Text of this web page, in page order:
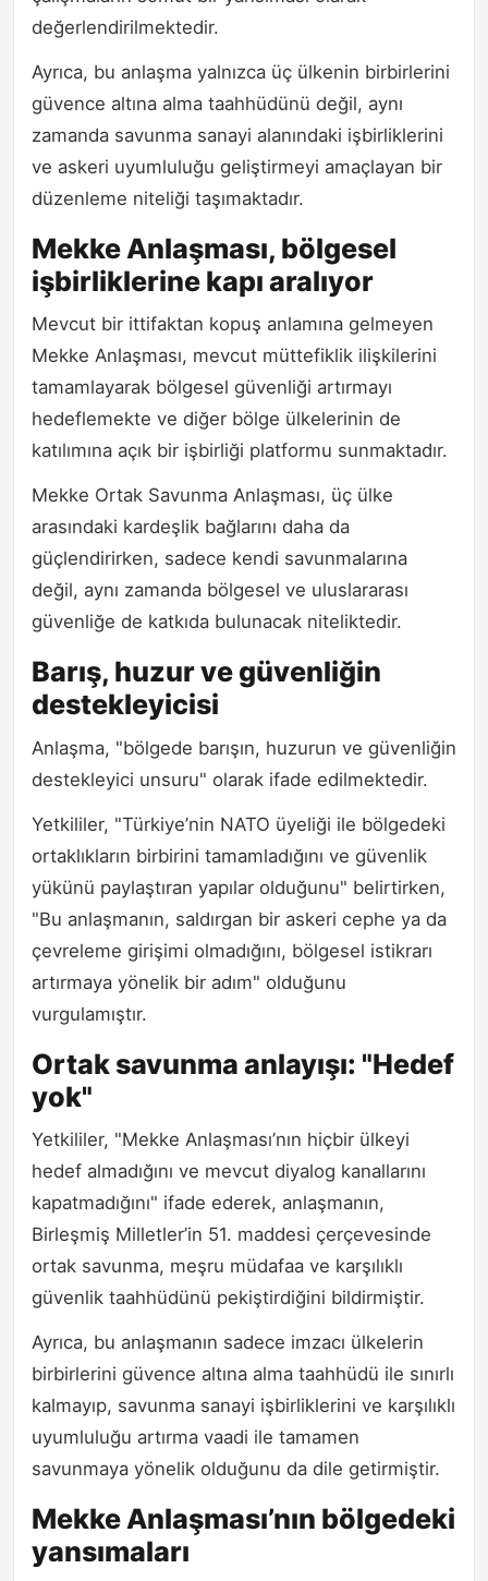
değerlendirilmektedir.
Ayrıca, bu anlaşma yalnızca üç ülkenin birbirlerini
güvence altına alma taahhüdünü değil, aynı
zamanda savunma sanayi alanındaki işbirliklerini
ve askeri uyumluluğu geliştirmeyi amaçlayan bir
düzenleme niteliği taşımaktadır.
Mekke Anlaşması, bölgesel
işbirliklerine kapı aralıyor
Mevcut bir ittifaktan kopuş anlamına gelmeyen
Mekke Anlaşması, mevcut müttefiklik ilişkilerini
tamamlayarak bölgesel güvenliği artırmayı
hedeflemekte ve diğer bölge ülkelerinin de
katılımına açık bir işbirliği platformu sunmaktadır.
Mekke Ortak Savunma Anlaşması, üç ülke
arasındaki kardeşlik bağlarını daha da
güçlendirirken, sadece kendi savunmalarına
değil, aynı zamanda bölgesel ve uluslararası
güvenliğe de katkıda bulunacak niteliktedir.
Barış, huzur ve güvenliğin
destekleyicisi
Anlaşma, "bölgede barışın, huzurun ve güvenliğin
destekleyici unsuru" olarak ifade edilmektedir.
Yetkililer, "Türkiye’nin NATO üyeliği ile bölgedeki
ortaklıkların birbirini tamamladığını ve güvenlik
yükünü paylaştıran yapılar olduğunu" belirtirken,
"Bu anlaşmanın, saldırgan bir askeri cephe ya da
çevreleme girişimi olmadığını, bölgesel istikrarı
artırmaya yönelik bir adım" olduğunu
vurgulamıştır.
Ortak savunma anlayışı: "Hedef
yok"
Yetkililer, "Mekke Anlaşması’nın hiçbir ülkeyi
hedef almadığını ve mevcut diyalog kanallarını
kapatmadığını" ifade ederek, anlaşmanın,
Birleşmiş Milletler’in 51. maddesi çerçevesinde
ortak savunma, meşru müdafaa ve karşılıklı
güvenlik taahhüdünü pekiştirdiğini bildirmiştir.
Ayrıca, bu anlaşmanın sadece imzacı ülkelerin
birbirlerini güvence altına alma taahhüdü ile sınırlı
kalmayıp, savunma sanayi işbirliklerini ve karşılıklı
uyumluluğu artırma vaadi ile tamamen
savunmaya yönelik olduğunu da dile getirmiştir.
Mekke Anlaşması’nın bölgedeki
yansımaları